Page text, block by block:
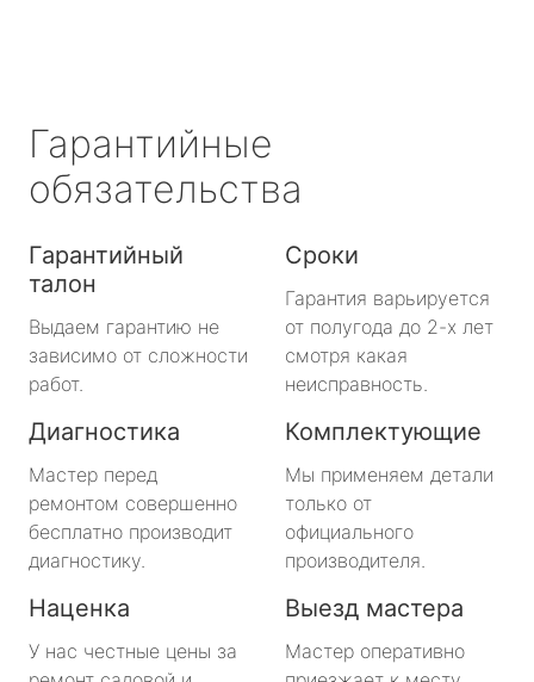
Гарантийные
обязательства
Гарантийный
талон
Выдаем гарантию не
зависимо от сложности
работ.
Сроки
Гарантия варьируется
от полугода до 2-х лет
смотря какая
неисправность.
Диагностика
Мастер перед
ремонтом совершенно
бесплатно производит
диагностику.
Комплектующие
Мы применяем детали
только от
официального
производителя.
Наценка
У нас честные цены за
Выезд мастера
Мастер оперативно